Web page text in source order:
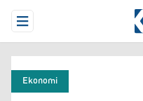
Open Menu
Ekonomi